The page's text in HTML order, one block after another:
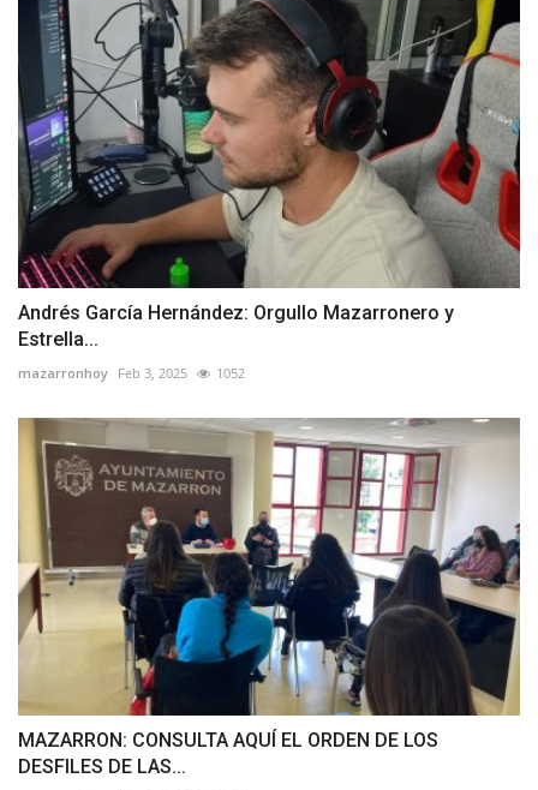
Andrés García Hernández: Orgullo Mazarronero y
Estrella...
mazarronhoy Feb 3, 2025 1052
MAZARRON: CONSULTA AQUÍ EL ORDEN DE LOS
DESFILES DE LAS...